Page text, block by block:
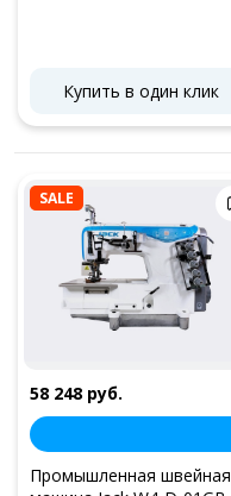
Купить в один клик
SALE
58 248 руб.
Промышленная швейная